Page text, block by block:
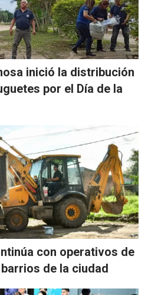
inició la distribución
por el Día de la
con operativos de
de la ciudad